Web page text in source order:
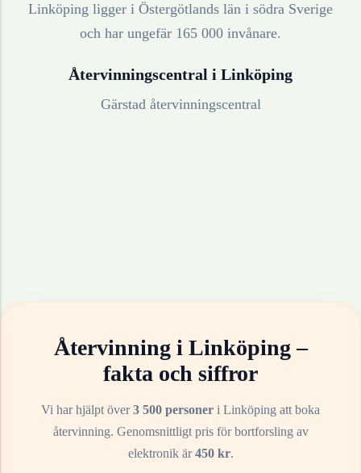
Linköping ligger i Östergötlands län i södra Sverige
och har ungefär 165 000 invånare.
Återvinningscentral i Linköping
Gärstad återvinningscentral
Återvinning i Linköping–
fakta och siffror
Vi har hjälpt över3 500 personer i Linköping att boka
återvinning. Genomsnittligt pris för bortforsling av
elektronikär450kr.